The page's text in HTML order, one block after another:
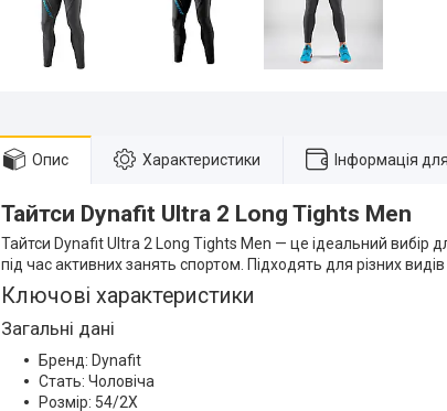
Опис Характеристики Інформація
Тайтси Dynafit Ultra 2 Long Tights Men
Тайтси Dynafit Ultra 2 Long Tights Men — це ідеальний вибір
під час активних занять спортом. Підходять для різних
Ключові характеристики
Загальні дані
Бренд: Dynafit
Стать: Чоловіча
Розмір: 54/2X